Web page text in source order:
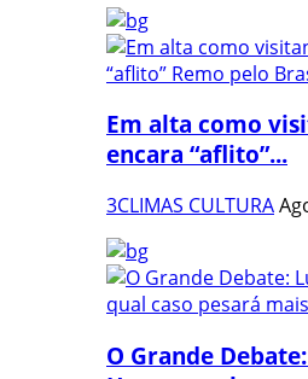
Em alta como
encara “aflito”...
3CLIMAS CULTURA
O Grande